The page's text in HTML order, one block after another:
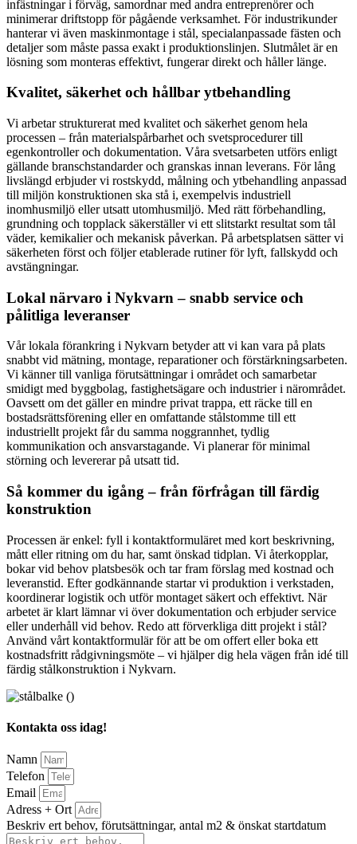
infästningar i förväg, samordnar med andra entreprenörer och
minimerar driftstopp för pågående verksamhet. För industrikunder
hanterar vi även maskinmontage i stål, specialanpassade fästen och
detaljer som måste passa exakt i produktionslinjen. Slutmålet är en
lösning som monteras effektivt, fungerar direkt och håller länge.
Kvalitet, säkerhet och hållbar ytbehandling
Vi arbetar strukturerat med kvalitet och säkerhet genom hela
processen – från materialspårbarhet och svetsprocedurer till
egenkontroller och dokumentation. Våra svetsarbeten utförs enligt
gällande branschstandarder och granskas innan leverans. För lång
livslängd erbjuder vi rostskydd, målning och ytbehandling anpassad
till miljön konstruktionen ska stå i, exempelvis industriell
inomhusmiljö eller utsatt utomhusmiljö. Med rätt förbehandling,
grundning och topplack säkerställer vi ett slitstarkt resultat som tål
väder, kemikalier och mekanisk påverkan. På arbetsplatsen sätter vi
säkerheten först och följer etablerade rutiner för lyft, fallskydd och
avstängningar.
Lokal närvaro i Nykvarn – snabb service och
pålitliga leveranser
Vår lokala förankring i Nykvarn betyder att vi kan vara på plats
snabbt vid mätning, montage, reparationer och förstärkningsarbeten.
Vi känner till vanliga förutsättningar i området och samarbetar
smidigt med byggbolag, fastighetsägare och industrier i närområdet.
Oavsett om det gäller en mindre privat trappa, ett räcke till en
bostadsrättsförening eller en omfattande stålstomme till ett
industriellt projekt får du samma noggrannhet, tydlig
kommunikation och ansvarstagande. Vi planerar för minimal
störning och levererar på utsatt tid.
Så kommer du igång – från förfrågan till färdig
konstruktion
Processen är enkel: fyll i kontaktformuläret med kort beskrivning,
mått eller ritning om du har, samt önskad tidplan. Vi återkopplar,
bokar vid behov platsbesök och tar fram förslag med kostnad och
leveranstid. Efter godkännande startar vi produktion i verkstaden,
koordinerar logistik och utför montaget säkert och effektivt. När
arbetet är klart lämnar vi över dokumentation och erbjuder service
eller underhåll vid behov. Redo att förverkliga ditt projekt i stål?
Använd vårt kontaktformulär för att be om offert eller boka ett
kostnadsfritt rådgivningsmöte – vi hjälper dig hela vägen från idé till
färdig stålkonstruktion i Nykvarn.
Kontakta oss idag!
Namn
Telefon
Email
Adress + Ort
Beskriv ert behov, förutsättningar, antal m2 & önskat startdatum